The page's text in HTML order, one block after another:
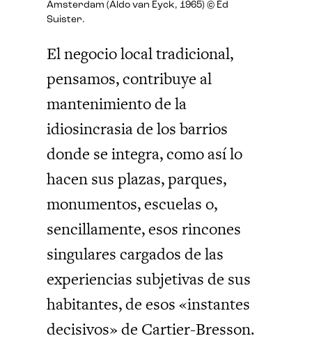
Amsterdam (Aldo van Eyck, 1965) © Ed
Suister.
El negocio local tradicional,
pensamos, contribuye al
mantenimiento de la
idiosincrasia de los barrios
donde se integra, como así lo
hacen sus plazas, parques,
monumentos, escuelas o,
sencillamente, esos rincones
singulares cargados de las
experiencias subjetivas de sus
habitantes, de esos «instantes
decisivos» de Cartier-Bresson.